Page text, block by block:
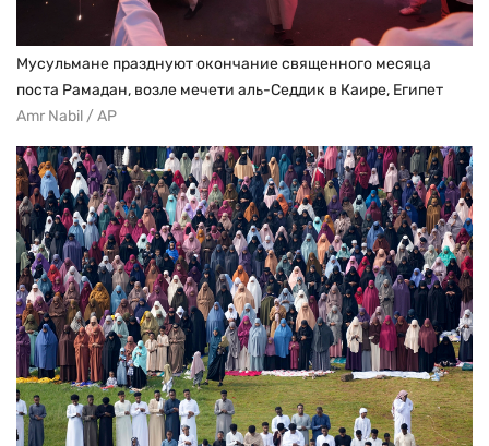
Мусульмане празднуют окончание священного месяца
поста Рамадан, возле мечети аль-Седдик в Каире, Египет
Amr Nabil / AP